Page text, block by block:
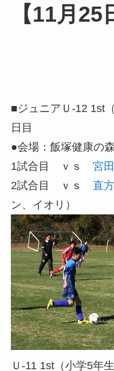
【11月25
■ジュニアＵ-12
日目
●会場：飯塚健康の
1試合目 ｖｓ 宮田
2試合目 ｖｓ 直方
ン、イオリ）
Ｕ-11 1st（小学5年